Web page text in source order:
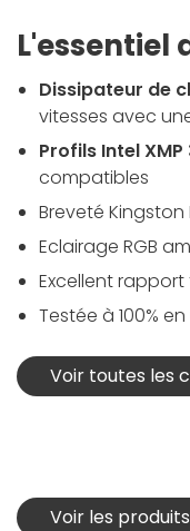
L'essentiel
Dissipateur de
vitesses avec
Profils Intel XMP
compatibles
Breveté Kingston
Eclairage RGB
Excellent
Testée à 100%
Voir toutes les
Voir les